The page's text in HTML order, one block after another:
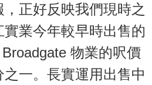
正好反映我們現時之
業今年較早時出售的
物業的呎價
一。長實運用出售中